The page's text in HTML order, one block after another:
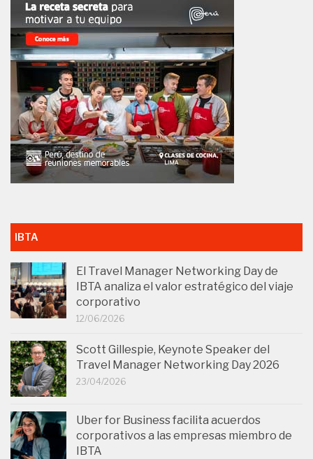
IBTA
El Travel Manager Networking Day de
IBTA analiza el valor estratégico del viaje
corporativo
12/06/2026
Scott Gillespie, Keynote Speaker del
Travel Manager Networking Day 2026
23/04/2026
Uber for Business facilita acuerdos
corporativos a las empresas miembro de
IBTA